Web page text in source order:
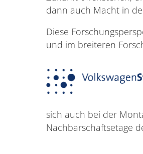
dann auch Macht in
Diese
und im breiteren
sich auch bei der
Nachbarschaftsetage